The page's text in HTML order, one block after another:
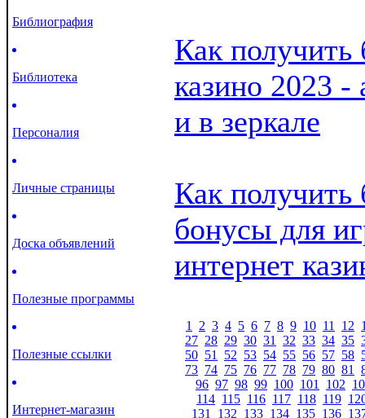
Библиография
Библиотека
Персоналия
Личные страницы
Доска объявлений
Полезные программы
Полезные ссылки
Интернет-магазин
Как
казино 2023 -
и в зеркале
Как получить
бонусы для
интернет
1 2 3 4 5 6 7 8 9 10 11 12
27 28 29 30 31 32 33 34 35
50 51 52 53 54 55 56 57 58
73 74 75 76 77 78 79 80 81
96 97 98 99 100 101 102
114 115 116 117 118 119
131 132 133 134 135 136